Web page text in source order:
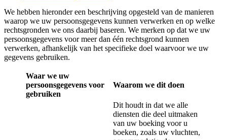
We hebben hieronder een beschrijving opgesteld van de manieren
waarop we uw persoonsgegevens kunnen verwerken en op welke
rechtsgronden we ons daarbij baseren. We merken op dat we uw
persoonsgegevens voor meer dan één rechtsgrond kunnen
verwerken, afhankelijk van het specifieke doel waarvoor we uw
gegevens gebruiken.
Waar we uw
persoonsgegevens voor
gebruiken
Waarom we dit doen
Dit houdt in dat we alle
diensten die deel uitmaken
van uw boeking voor u
boeken, zoals uw vluchten,